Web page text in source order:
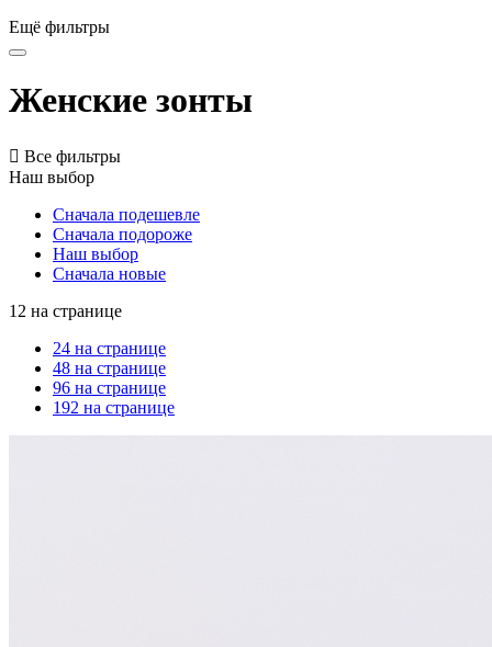
Ещё фильтры
Женские зонты
 Все фильтры
Наш выбор
Сначала подешевле
Сначала подороже
Наш выбор
Сначала новые
12 на странице
24 на странице
48 на странице
96 на странице
192 на странице